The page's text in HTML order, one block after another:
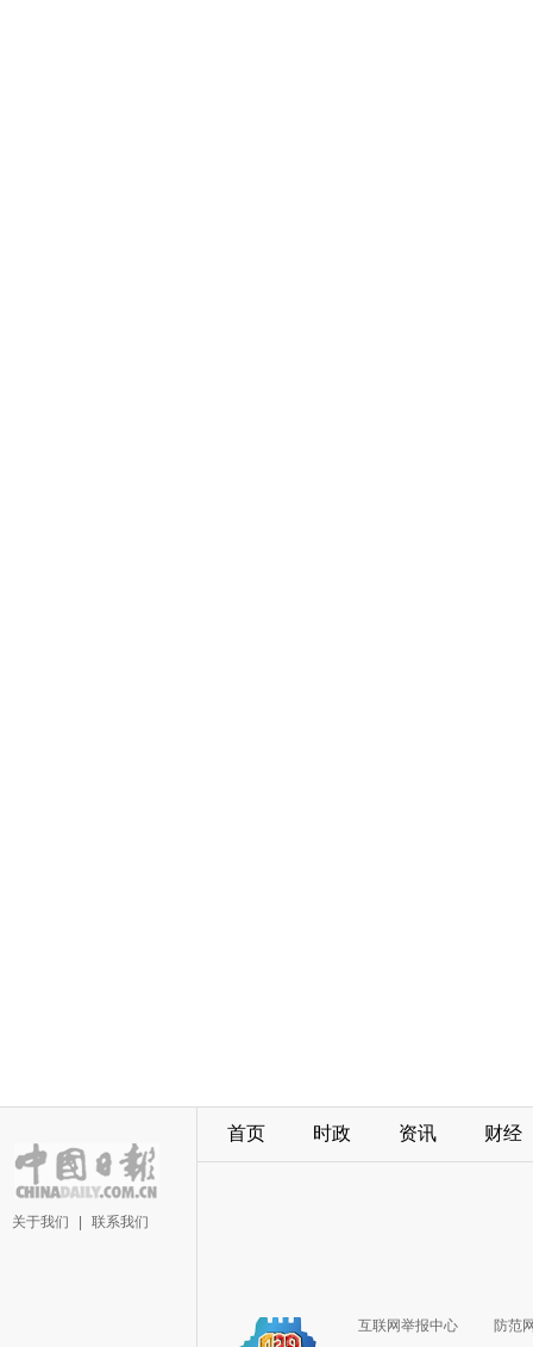
关于我们 联系我们
首页 时政 资讯 财经
互联网举报中心
防范